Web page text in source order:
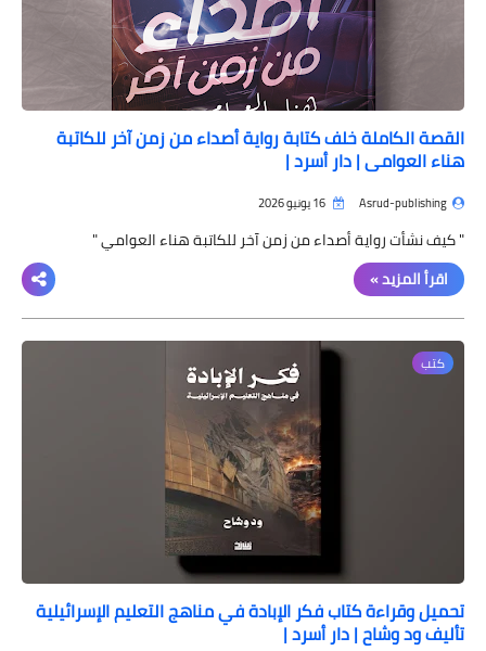
القصة الكاملة خلف كتابة رواية أصداء من زمن آخر للكاتبة
هناء العوامي | دار أسرد |
Asrud-publishing
" كيف نشأت رواية أصداء من زمن آخر للكاتبة هناء العوامي "
اقرأ المزيد »
كتب
تحميل وقراءة كتاب فكر الإبادة في مناهج التعليم الإسرائيلية
تأليف ود وشاح | دار أسرد |
ملخص رواية الجريمة والعقاب كامل إعداد
فرح ابراهيم | موقع أسرد |